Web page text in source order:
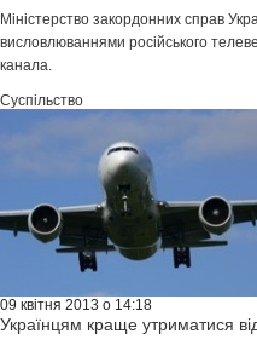
Міністерство закордонних справ
висловлюваннями російського
канала.
Суспільство
09 квітня 2013 о 14:18
Українцям краще утриматися